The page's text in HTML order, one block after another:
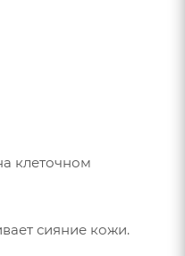
клеточном
сияние кожи.